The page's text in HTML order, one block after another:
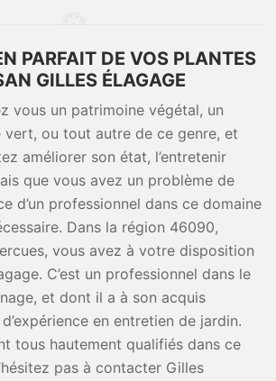
PARFAIT DE VOS PLANTES
GILLES ÉLAGAGE
vous un patrimoine végétal, un
vert, ou tout autre de ce genre, et
améliorer son état, l’entretenir
que vous avez un problème de
d’un professionnel dans ce domaine
Dans la région 46090,
vous avez à votre disposition
C’est un professionnel dans le
et dont il a à son acquis
en entretien de jardin.
tous hautement qualifiés dans ce
pas à contacter Gilles